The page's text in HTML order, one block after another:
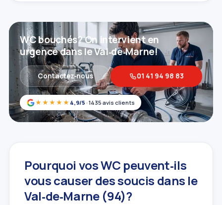
★★★★★ 4,9/5 · 1435 avis clients
WC bouchés? On intervient en
urgence dans le Val‑de‑Marne!
Contactez‑nous 01 41 94 98 83
Pourquoi vos WC peuvent‑ils
vous causer des soucis dans le
Val‑de‑Marne (94)?